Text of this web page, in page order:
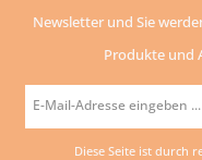
Newsletter und Sie
Produkte und
E-
Mail-
Diese Seite ist durch